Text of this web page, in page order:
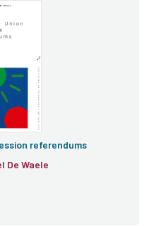
referendums
De Waele